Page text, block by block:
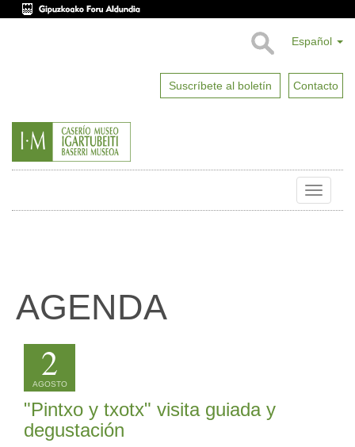
Español
Suscríbete al boletín Contacto
Toggle
AGENDA
2
AGOSTO
"Pintxo y txotx" visita guiada y
degustación